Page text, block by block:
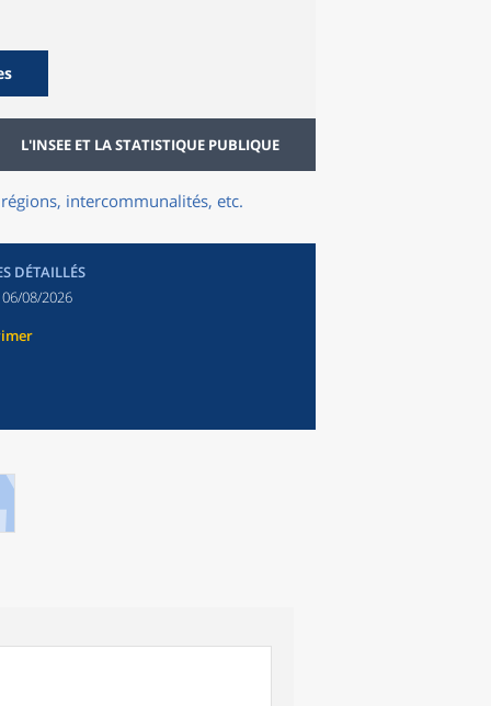
L'INSEE ET LA STATISTIQUE PUBLIQUE
intercommunalités, etc.
DÉTAILLÉS
06/08/2026